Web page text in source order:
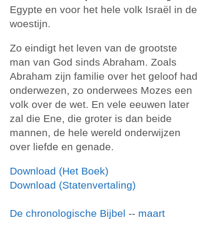
Egypte en voor het hele volk Israël in de
woestijn.
Zo eindigt het leven van de grootste
man van God sinds Abraham. Zoals
Abraham zijn familie over het geloof had
onderwezen, zo onderwees Mozes een
volk over de wet. En vele eeuwen later
zal die Ene, die groter is dan beide
mannen, de hele wereld onderwijzen
over liefde en genade.
Download (Het Boek)
Download (Statenvertaling)
De chronologische Bijbel -- maart